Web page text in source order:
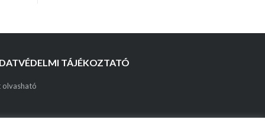
TÁJÉKOZTATÓ
olvasható